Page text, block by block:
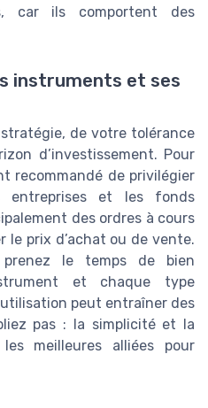
car ils comportent des
instruments et ses
de votre tolérance
d’investissement. Pour
recommandé de privilégier
entreprises et les fonds
des ordres à cours
le prix d’achat ou de vente.
le temps de bien
et chaque type
utilisation peut entraîner des
pas : la simplicité et la
meilleures alliées pour